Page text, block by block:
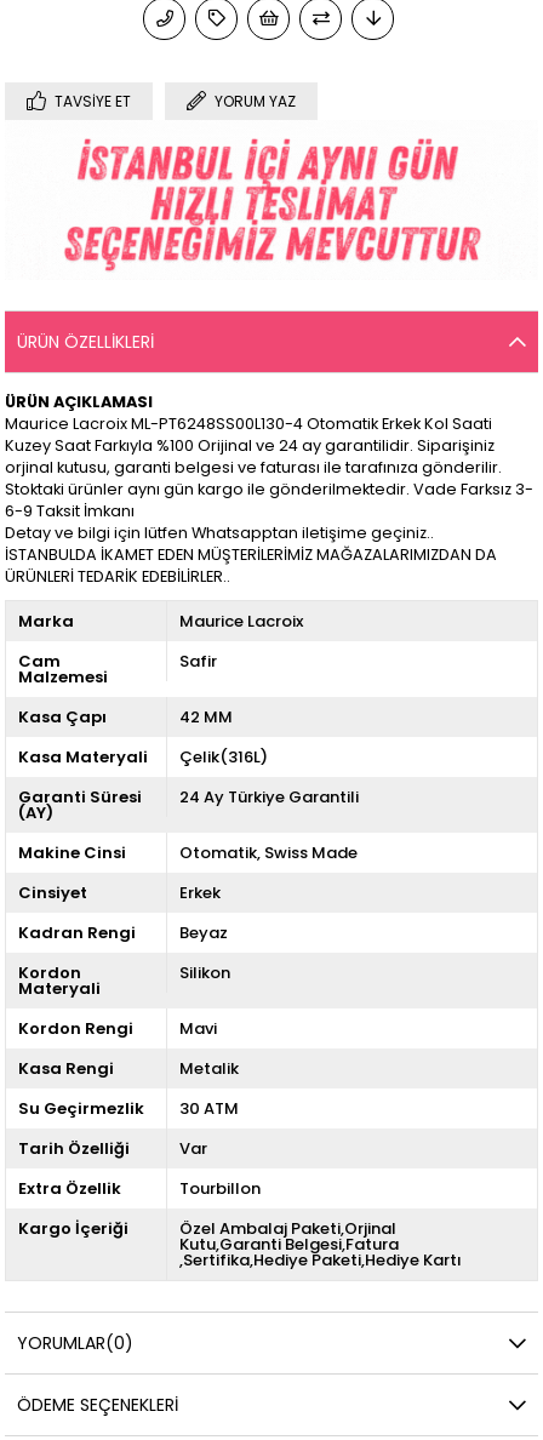
TAVSIYE ET YORUM YAZ
ÜRÜN ÖZELLIKLERI
ÜRÜN AÇIKLAMASI
Maurice Lacroix ML-PT6248SS00L130-4 Otomatik Erkek Kol Saati
Kuzey Saat Farkıyla %100 Orijinal ve 24 ay garantilidir. Siparişiniz
orjinal kutusu, garanti belgesi ve faturası ile tarafınıza gönderilir.
Stoktaki ürünler aynı gün kargo ile gönderilmektedir. Vade Farksız 3-
6-9 Taksit İmkanı
Detay ve bilgi için lütfen Whatsapptan iletişime geçiniz..
İSTANBULDA İKAMET EDEN MÜŞTERİLERİMİZ MAĞAZALARIMIZDAN DA
ÜRÜNLERİ TEDARİK EDEBİLİRLER..
Marka
Maurice Lacroix
Cam
Malzemesi
Safir
Kasa Çapı
42 MM
Kasa Materyali
Çelik(316L)
Garanti Süresi
(AY)
24 Ay Türkiye Garantili
Makine Cinsi Otomatik Swiss Made
Cinsiyet
Erkek
Kadran Rengi
Beyaz
Kordon
Materyali
Silikon
Kordon Rengi
Mavi
Kasa Rengi
Metalik
Su Geçirmezlik
30 ATM
Tarih Özelliği
Var
Extra Özellik
Tourbillon
Kargo İçeriği
Özel Ambalaj Paketi,Orjinal
Kutu,Garanti Belgesi,Fatura
,Sertifika,Hediye Paketi,Hediye Kartı
YORUMLAR(0)
ÖDEME SEÇENEKLERI